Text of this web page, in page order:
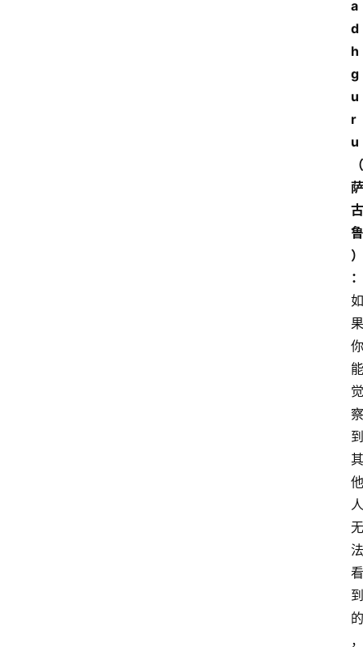
a
d
h
g
u
r
u
（
萨
古
鲁
）
：
如
果
你
能
觉
察
到
其
他
人
无
法
看
到
的
，